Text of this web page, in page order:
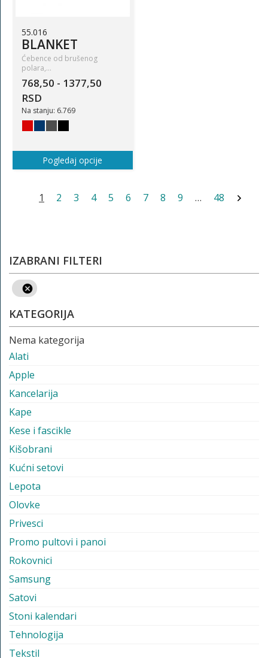
55.016
BLANKET
Ćebence od brušenog
polara,…
768,50 - 1377,50
RSD
Na stanju: 6.769
Pogledaj opcije
1 2 3 4 5 6 7 8 9 … 48
IZABRANI FILTERI
KATEGORIJA
Nema kategorija
Alati
Apple
Kancelarija
Kape
Kese i fascikle
Kišobrani
Kućni setovi
Lepota
Olovke
Privesci
Promo pultovi i panoi
Rokovnici
Samsung
Satovi
Stoni kalendari
Tehnologija
Tekstil